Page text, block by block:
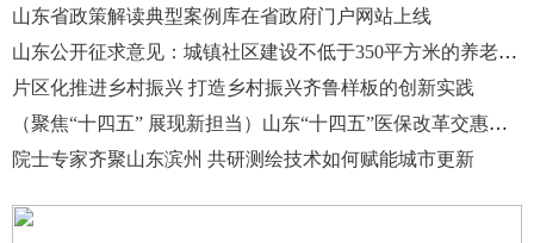
山东省政策解读典型案例库在省政府门户网站上线
山东公开征求意见：城镇社区建设不低于350平方米的养老服务设施
片区化推进乡村振兴 打造乡村振兴齐鲁样板的创新实践
（聚焦“十四五” 展现新担当）山东“十四五”医保改革交惠民答卷
院士专家齐聚山东滨州 共研测绘技术如何赋能城市更新